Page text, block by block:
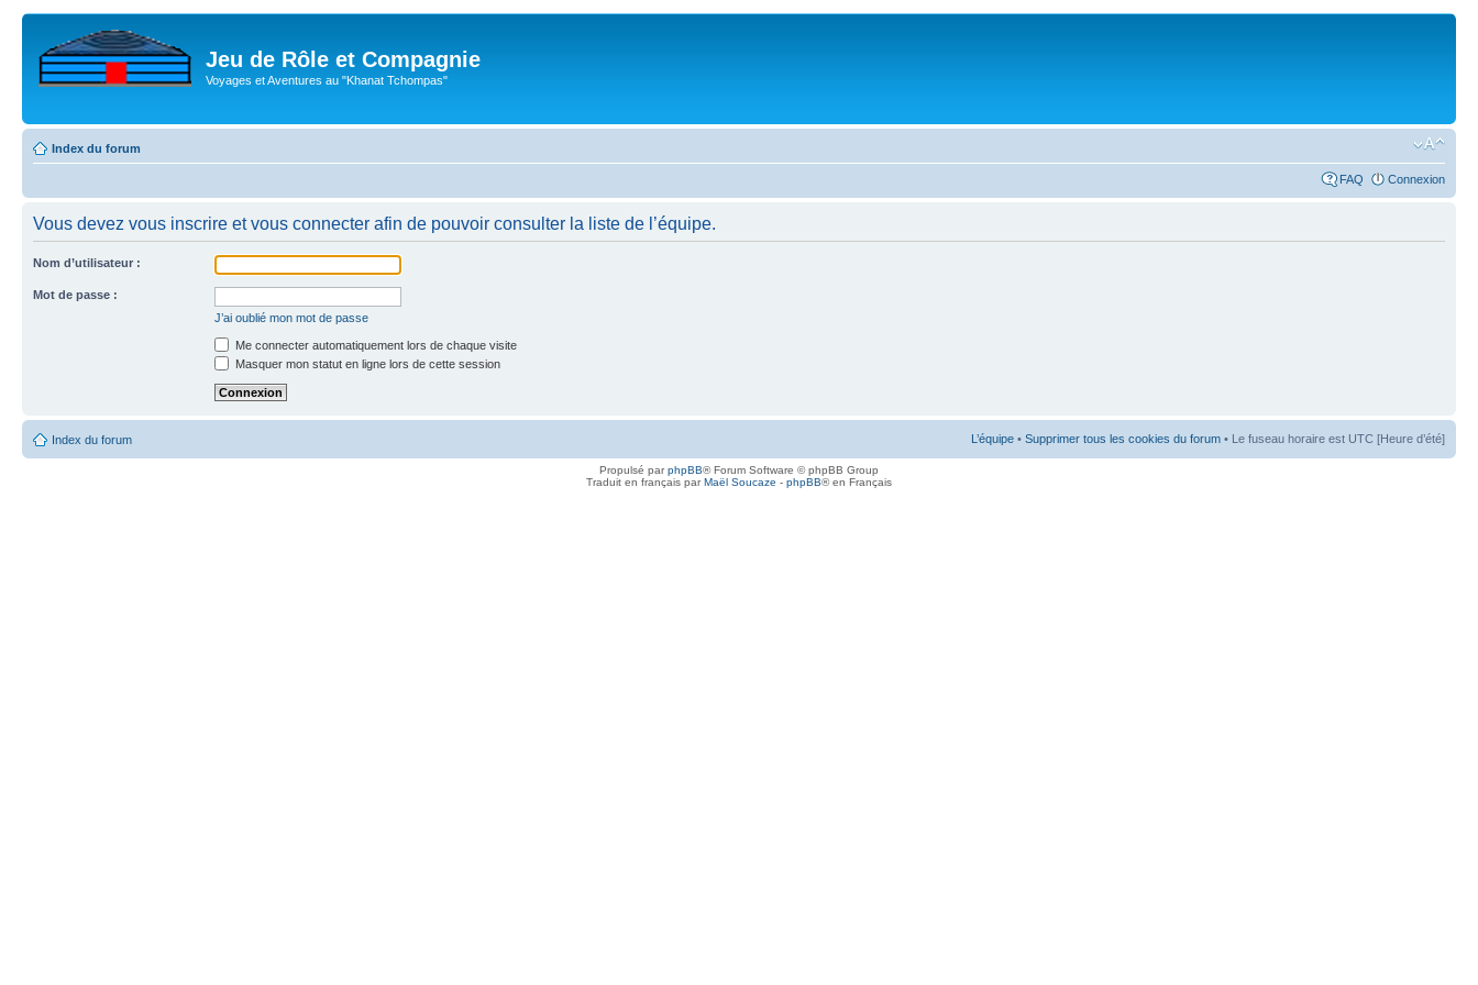
Jeu de Rôle et Compagnie
Voyages et Aventures au "Khanat Tchompas"
Index du forum
FAQ Connexion
Vous devez vous inscrire et vous connecter afin de pouvoir consulter la liste de l’équipe.
Nom d’utilisateur :
Mot de passe :
J’ai oublié mon mot de passe
Me connecter automatiquement lors de chaque visite
Masquer mon statut en ligne lors de cette session
Index du forum L’équipe • Supprimer tous les cookies du forum • Le fuseau horaire est UTC [Heure d’été]
Propulsé parphpBB® Forum Software © phpBB Group
Traduit en français parMaël Soucaze - phpBB® en Français